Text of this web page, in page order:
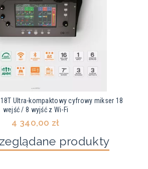
Ultra-kompaktowy cyfrowy mikser 18
wejść / 8 wyjść z Wi-Fi
4 340,00 zł
produkty